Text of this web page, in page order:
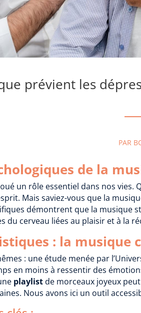
prévient les
PAR
de la
un rôle essentiel dans nos vies.
Mais saviez-vous que la
démontrent que la musique
du cerveau liées au plaisir et à la
: la musique
: une étude menée par
en moins à ressentir des
playlistde morceaux joyeux
Nous avons ici un outil